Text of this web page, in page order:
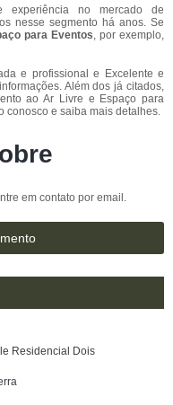
no mercado de
nesse segmento há anos. Se
para Eventos, por exemplo,
e profissional e Excelente e
Além dos já citados,
ao Ar Livre e Espaço para
conosco e saiba mais detalhes.
em contato por email.
Residencial Dois